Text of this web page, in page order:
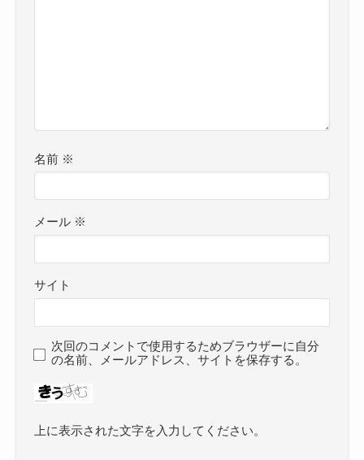
名前 ※
メール ※
サイト
次回のコメントで使用するためブラウザーに自分
の名前、メールアドレス、サイトを保存する。
上に表示された文字を入力してください。